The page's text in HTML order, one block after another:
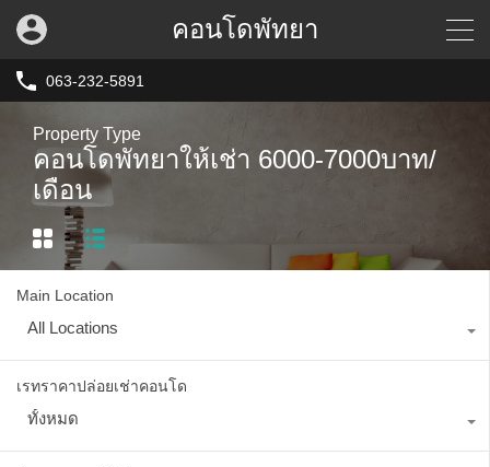
คอนโดพัทยา
063-232-5891
Property Type
คอนโดพัทยาให้เช่า 6000-7000บาท/
เดือน
Main Location
All Locations
เรทราคาปล่อยเช่าคอนโด
ทั้งหมด